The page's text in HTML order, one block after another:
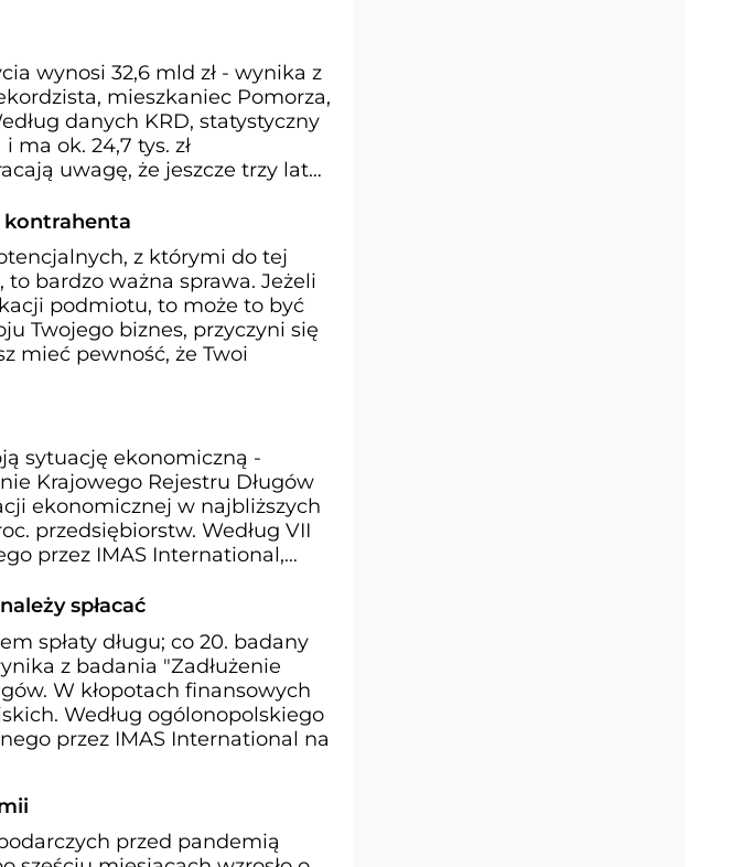
wynosi 32,6 mld zł - wynika z
mieszkaniec Pomorza,
danych KRD, statystyczny
ma ok. 24,7 tys. zł
uwagę, że jeszcze trzy lata
kontrahenta
z którymi do tej
to bardzo ważna sprawa. Jeżeli
podmiotu, to może to być
Twojego biznes, przyczyni się
mieć pewność, że Twoi
sytuację ekonomiczną -
Krajowego Rejestru Długów
ekonomicznej w najbliższych
przedsiębiorstw. Według VII
przez IMAS International,
spłacać
spłaty długu; co 20. badany
z badania "Zadłużenie
W kłopotach finansowych
Według ogólonopolskiego
przez IMAS International na
przed pandemią